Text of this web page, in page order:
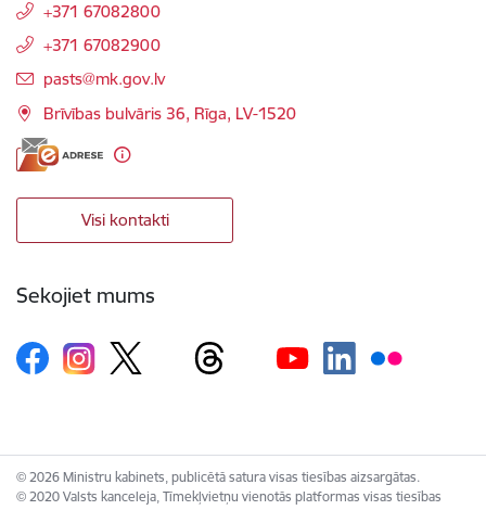
+371 67082800
+371 67082900
E-pasts:
pasts@mk.gov.lv
Brīvības bulvāris 36, Rīga, LV-1520
Visi kontakti
Sekojiet mums
© 2026 Ministru kabinets, publicētā satura visas tiesības aizsargātas.
© 2020 Valsts kanceleja, Tīmekļvietņu vienotās platformas visas tiesības